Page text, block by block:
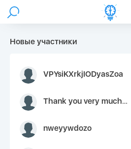
Новые участники
VPYsiKXrkjIODyasZoa
Thank you very much for your inquiry We appreciate you 9126052 https://youtube.com faceapple !
nweyywdozo